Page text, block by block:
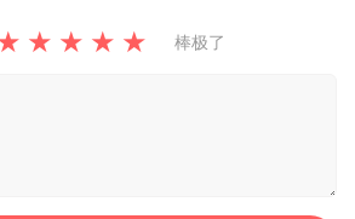
★ ★ ★ ★ 棒极了